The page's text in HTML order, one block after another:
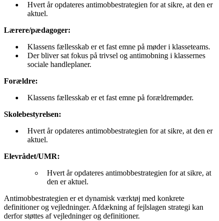
Hvert år opdateres antimobbestrategien for at sikre, at den er
aktuel.
Lærere/pædagoger:
Klassens fællesskab er et fast emne på møder i klasseteams.
Der bliver sat fokus på trivsel og antimobning i klassernes
sociale handleplaner.
Forældre:
Klassens fællesskab er et fast emne på forældremøder.
Skolebestyrelsen:
Hvert år opdateres antimobbestrategien for at sikre, at den er
aktuel.
Elevrådet/UMR:
Hvert år opdateres antimobbestrategien for at sikre, at
den er aktuel.
Antimobbestrategien er et dynamisk værktøj med konkrete
definitioner og vejledninger. Afdækning af fejlslagen strategi kan
derfor støttes af vejledninger og definitioner.